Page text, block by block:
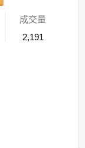
成交量
2,191